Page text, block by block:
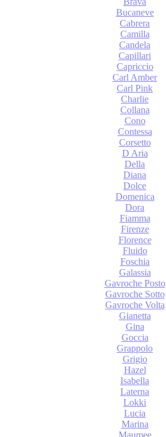
Bucaneve
Cabrera
Camilla
Candela
Capillari
Capriccio
Carl Amber
Carl Pink
Charlie
Collana
Cono
Contessa
Corsetto
D Aria
Della
Diana
Dolce
Domenica
Dora
Fiamma
Firenze
Florence
Fluido
Foschia
Galassia
Gavroche Posto
Gavroche Sotto
Gavroche Volta
Gianetta
Gina
Goccia
Grappolo
Grigio
Hazel
Isabella
Laterna
Lokki
Lucia
Marina
Maumee